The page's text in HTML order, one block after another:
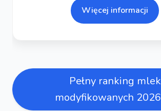
Więcej informacji
Pełny ranking mlek
modyfikowanych 2026